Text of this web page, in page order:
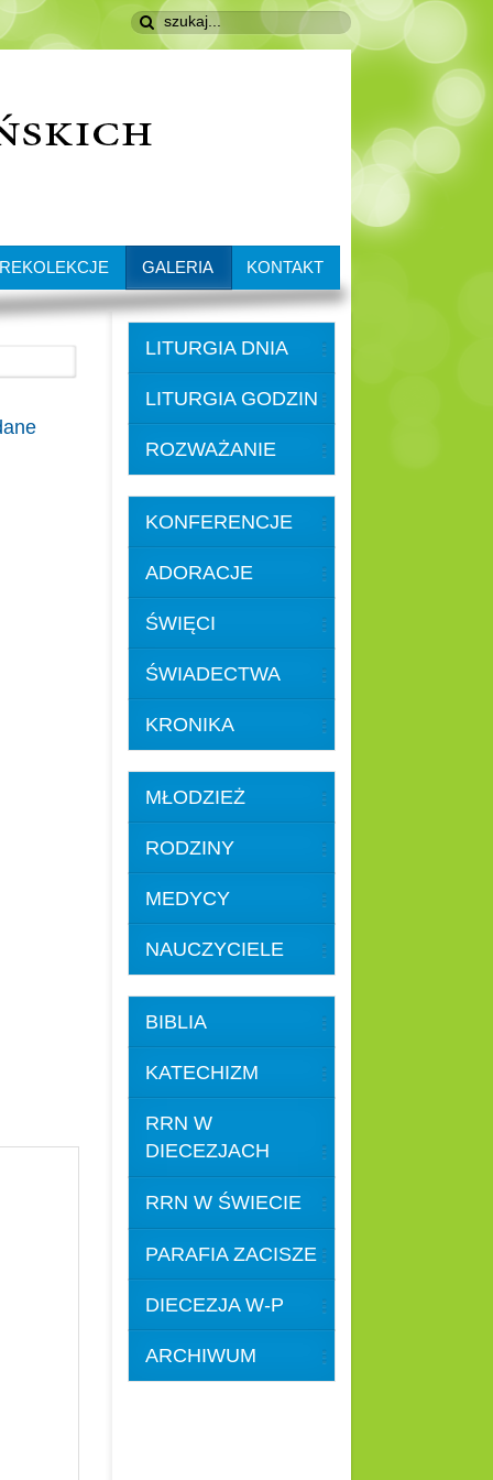
GALERIA KONTAKT
LITURGIA DNIA
LITURGIA GODZIN
ROZWAŻANIE
KONFERENCJE
ADORACJE
ŚWIĘCI
ŚWIADECTWA
KRONIKA
MŁODZIEŻ
RODZINY
MEDYCY
NAUCZYCIELE
BIBLIA
KATECHIZM
RRN W
DIECEZJACH
RRN W ŚWIECIE
PARAFIA ZACISZE
DIECEZJA W-P
ARCHIWUM